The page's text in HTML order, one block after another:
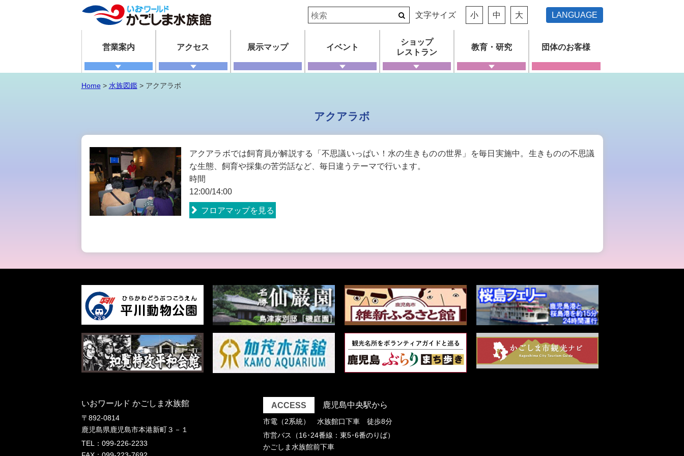
文字サイズ 小 中 大 LANGUAGE
営業案内 アクセス 展示マップ イベント
ショップ
レストラン
教育・研究 団体のお客様
Home> 水族図鑑> アクアラボ
アクアラボ
アクアラボでは飼育員が解説する「不思議いっぱい！水の生きものの世界」を毎日実施中。生きものの不思議
な生態、飼育や採集の苦労話など、毎日違うテーマで行います。
時間
12:00/14:00
フロアマップを見る
いおワールド かごしま水族館
〒892-0814
鹿児島県鹿児島市本港新町３－１
TEL：099-226-2233
ACCESS 鹿児島中央駅から
市電（2系統） 水族館口下車 徒歩8分
市営バス（16･24番線：東5･6番のりば）
かごしま水族館前下車